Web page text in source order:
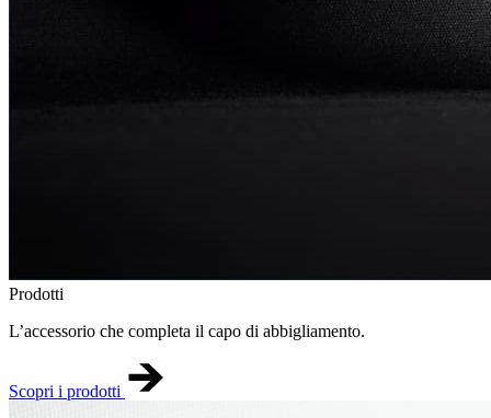
Prodotti
L’accessorio che completa il capo di abbigliamento.
Scopri i prodotti